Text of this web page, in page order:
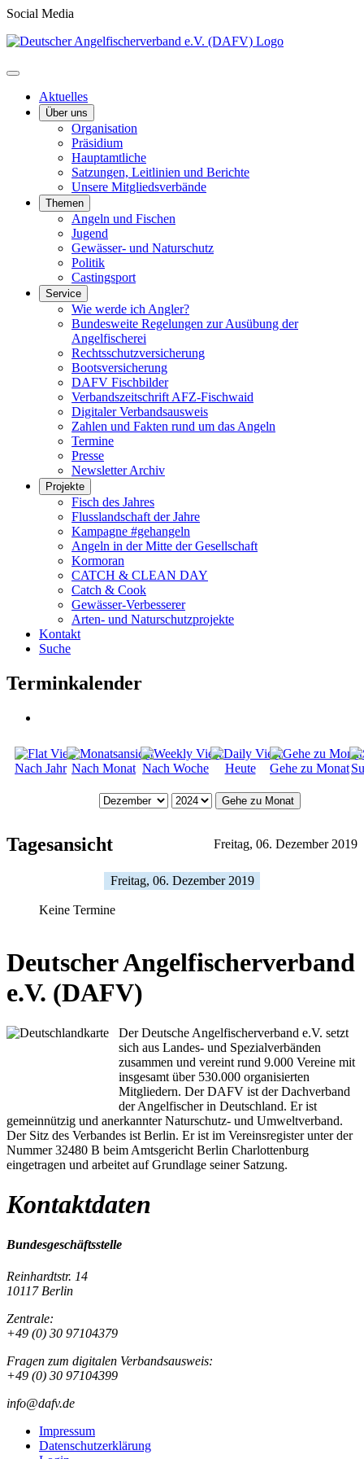
Social Media
Aktuelles
Über uns
Organisation
Präsidium
Hauptamtliche
Satzungen, Leitlinien und Berichte
Unsere Mitgliedsverbände
Themen
Angeln und Fischen
Jugend
Gewässer- und Naturschutz
Politik
Castingsport
Service
Wie werde ich Angler?
Bundesweite Regelungen zur Ausübung der
Angelfischerei
Rechtsschutzversicherung
Bootsversicherung
DAFV Fischbilder
Verbandszeitschrift AFZ-Fischwaid
Digitaler Verbandsausweis
Zahlen und Fakten rund um das Angeln
Termine
Presse
Newsletter Archiv
Projekte
Fisch des Jahres
Flusslandschaft der Jahre
Kampagne #gehangeln
Angeln in der Mitte der Gesellschaft
Kormoran
CATCH & CLEAN DAY
Catch & Cook
Gewässer-Verbesserer
Arten- und Naturschutzprojekte
Kontakt
Suche
Terminkalender
Nach Jahr Nach Monat Nach Woche Heute Gehe zu Monat
Gehe zu Monat
Tagesansicht Freitag, 06. Dezember 2019
Freitag, 06. Dezember 2019
Keine Termine
Deutscher Angelfischerverband
e.V. (DAFV)
Der Deutsche Angelfischerverband e.V. setzt
sich aus Landes- und Spezialverbänden
zusammen und vereint rund 9.000 Vereine mit
insgesamt über 530.000 organisierten
Mitgliedern. Der DAFV ist der Dachverband
der Angelfischer in Deutschland. Er ist
gemeinnützig und anerkannter Naturschutz- und Umweltverband.
Der Sitz des Verbandes ist Berlin. Er ist im Vereinsregister unter der
Nummer 32480 B beim Amtsgericht Berlin Charlottenburg
eingetragen und arbeitet auf Grundlage seiner Satzung.
Kontaktdaten
Bundesgeschäftsstelle
Reinhardtstr. 14
10117 Berlin
Zentrale:
+49 (0) 30 97104379
Fragen zum digitalen Verbandsausweis:
+49 (0) 30 97104399
info@dafv.de
Impressum
Datenschutzerklärung